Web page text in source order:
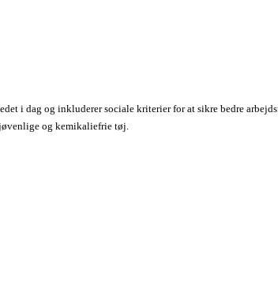
i dag og inkluderersociale kriterier for at sikre bedre
og kemikaliefrie tøj.